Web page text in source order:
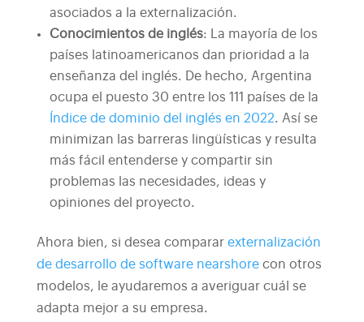
asociados a la externalización.
Conocimientos de inglés: La mayoría de los
países latinoamericanos dan prioridad a la
enseñanza del inglés. De hecho, Argentina
ocupa el puesto 30 entre los 111 países de la
Índice de dominio del inglés en 2022. Así se
minimizan las barreras lingüísticas y resulta
más fácil entenderse y compartir sin
problemas las necesidades, ideas y
opiniones del proyecto.
Ahora bien, si desea comparar externalización
de desarrollo de software nearshore con otros
modelos, le ayudaremos a averiguar cuál se
adapta mejor a su empresa.